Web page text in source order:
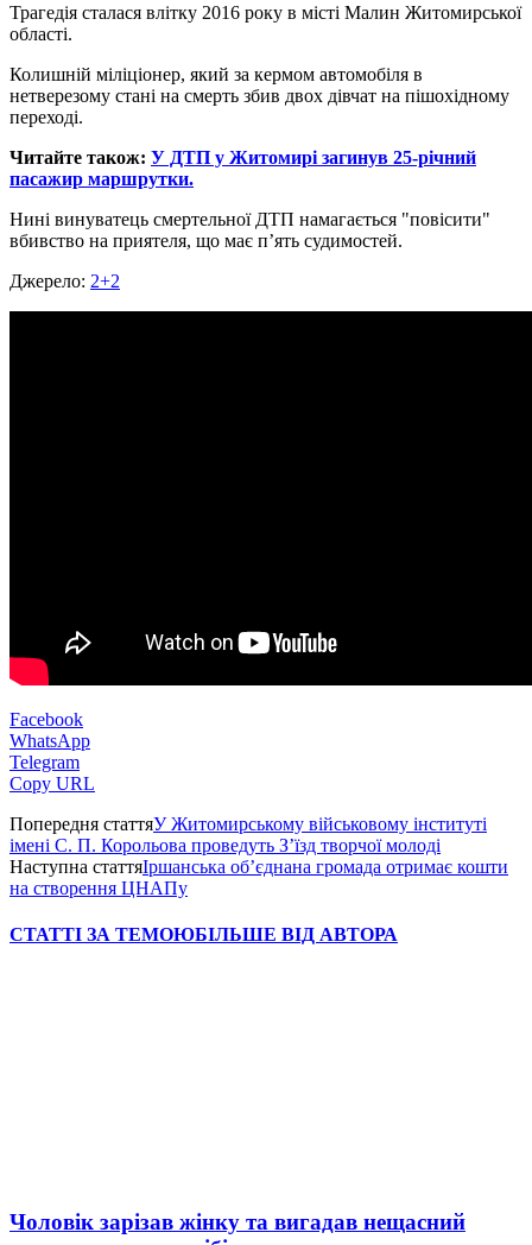
Трагедія сталася влітку 2016 року в місті Малин Житомирської
області.
Колишній міліціонер, який за кермом автомобіля в
нетверезому стані на смерть збив двох дівчат на пішохідному
переході.
Читайте також: У ДТП у Житомирі загинув 25-річний
пасажир маршрутки.
Нині винуватець смертельної ДТП намагається "повісити"
вбивство на приятеля, що має п’ять судимостей.
Джерело: 2+2
Facebook
WhatsApp
Telegram
Copy URL
Попередня статтяУ Житомирському військовому інституті
імені С. П. Корольова проведуть З’їзд творчої молоді
Наступна статтяІршанська об’єднана громада отримає кошти
на створення ЦНАПу
СТАТТІ ЗА ТЕМОЮБІЛЬШЕ ВІД АВТОРА
Чоловік зарізав жінку та вигадав нещасний